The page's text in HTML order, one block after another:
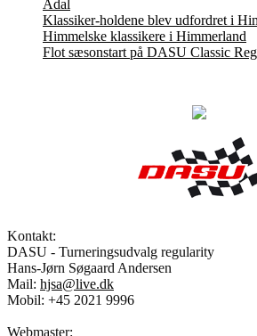
Ådal
Klassiker-holdene blev udfordret i
Himmelske klassikere i Himmerland
Flot sæsonstart på DASU Classic
Kontakt:
DASU - Turneringsudvalg regularity
Hans-Jørn Søgaard Andersen
Mail: hjsa@live.dk
Mobil: +45 2021 9996
Webmaster: